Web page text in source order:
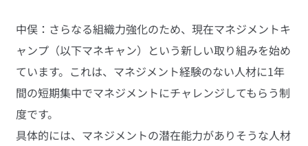
中俣：さらなる組織力強化のため、現在マネジメントキ
ャンプ（以下マネキャン）という新しい取り組みを始め
ています。これは、マネジメント経験のない人材に1年
間の短期集中でマネジメントにチャレンジしてもらう制
度です。
具体的には、マネジメントの潜在能力がありそうな人材